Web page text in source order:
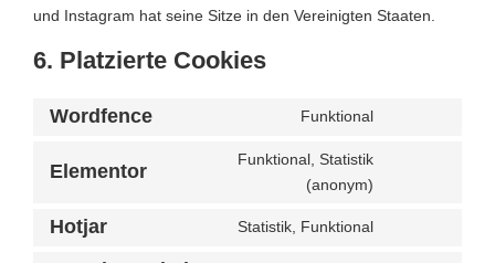
und Instagram hat seine Sitze in den Vereinigten Staaten.
6. Platzierte Cookies
Wordfence Funktional
Elementor
Funktional, Statistik
(anonym)
Hotjar Statistik, Funktional